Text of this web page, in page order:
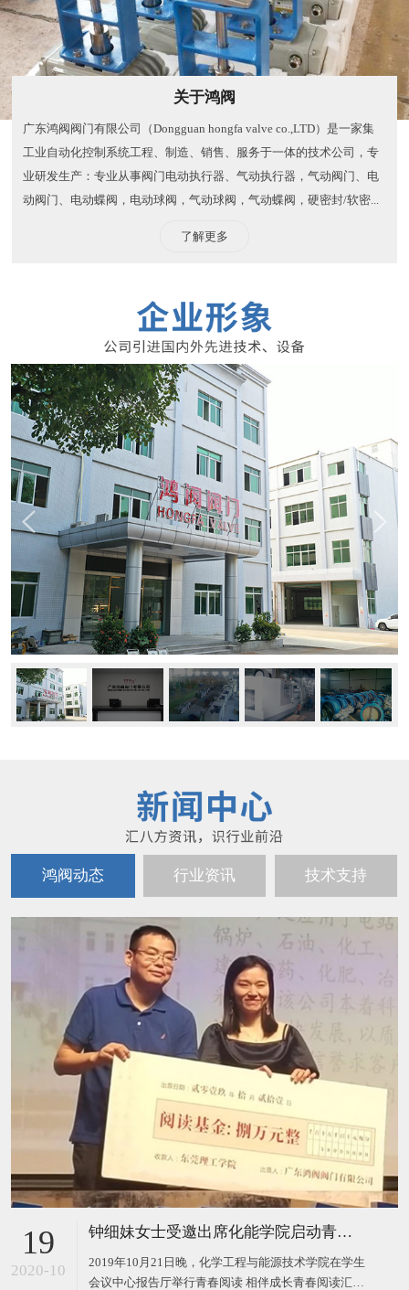
关于鸿阀
广东鸿阀阀门有限公司（Dongguan hongfa valve co.,LTD）是一家集
工业自动化控制系统工程、制造、销售、服务于一体的技术公司，专
业研发生产：专业从事阀门电动执行器、气动执行器，气动阀门、电
动阀门、电动蝶阀，电动球阀，气动球阀，气动蝶阀，硬密封/软密...
了解更多
鸿阀动态 行业资讯 技术支持
19
2020-10
钟细妹女士受邀出席化能学院启动青春阅读汇系列活动
2019年10月21日晚，化学工程与能源技术学院在学生
会议中心报告厅举行青春阅读 相伴成长青春阅读汇启